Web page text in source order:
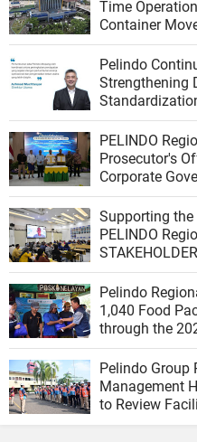
Time
Container
Port
Pelindo
Strengthening
Productivity,
Ecosystem
PELINDO
Prosecutor's
Corporate
Supporting the
PELINDO
TEAM of the
Pelindo
1,040 Food
through the
Pelindo Group
Management
to Review